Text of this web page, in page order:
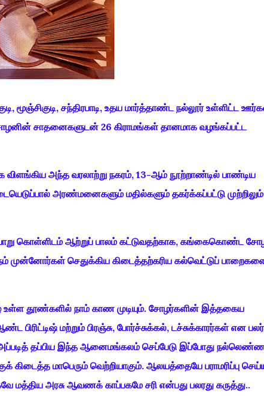
மூஞ்சிகுடி, சந்திரபாடி, உதய மார்த்தாண்ட நல்லூர் உள்ளிட்ட
சாதனைகளுடன் 26 கிராமங்கள் தானமாக வழங்கப்பட்ட
அந்த வரலாற்று நகரம், 13-ஆம் நூற்றாண்டில் பாண்டிய
அரண்மனைகளும் மதில்களும் தகர்க்கப்பட்டு முற்றிலும்
கொள்ளிடம் ஆற்றுப் பாலம் கட்டுவதற்காக, கங்கைகொண்ட
நம் முன்னோர்கள் செதுக்கிய கிடைத்தற்கரிய கல்வெட்டுப்
உள்ள தூண்களில் நாம் காண முடியும். சோழர்களின் இத்தகைய
மற்றும் பிரஞ்சு, போர்ச்சுக்கல், டச்சுக்காரர்கள் என பலர்
அப்படித் தப்பிய இந்த ஆனைமங்கலம் செப்பேடு இப்போது
கிடைத்த மாபெரும் வெற்றியாகும். ஆலயத்தையே பராமரிப்பு
மத்திய அரசு ஆவணக் காப்பகமே சரி என்பது பலரது கருத்து..